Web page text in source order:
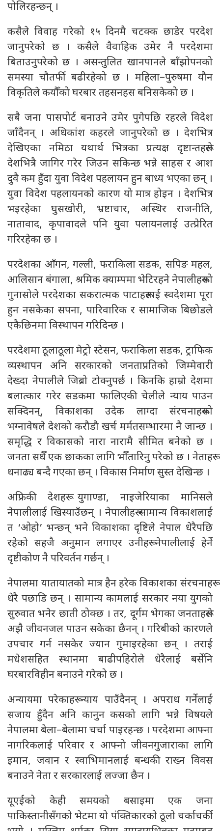
पोलिरहन्छन् ।
कसैले विवाह गरेको १५ दिनमै चटक्क छाडेर परदेश
जानुपरेको छ । कसैले वैवाहिक उमेर नै परदेशमा
बिताउनुपरेको छ । असन्तुलित खानपानले बाँझोपनको
समस्या चौतर्फी बढीरहेको छ । महिला–पुरुषमा यौन
विकृतिले कयौँको घरबार तहसनहस बनिसकेको छ ।
सबै जना पासपोर्ट बनाउने उमेर पुगेपछि रहरले विदेश
जाँदैनन् । अधिकांश कहरले जानुपरेको छ । देशभित्र
देखिएका नमिठा यथार्थ भित्रका प्रत्यक्ष दृष्टान्तहरूले
देशभित्रै जागिर गरेर जिउन सकिन्छ भन्ने साहस र आश
दुवै कम हुँदा युवा विदेश पहलायन हुन बाध्य भएका छन् ।
युवा विदेश पहलायनको कारण यो मात्र होइन । देशभित्र
भइरहेका घुसखोरी, भ्रष्टाचार, अस्थिर राजनीति,
नातावाद, कृपावादले पनि युवा पलायनलाई उत्प्रेरित
गरिरहेका छ ।
परदेशका आँगन, गल्ली, फराकिला सडक, सपिङ महल,
आलिसान बंगाला, श्रमिक क्याम्पमा भेटिरहने नेपालीहरूको
गुनासोले परदेशका सकरात्मक पाटाहरूलाई स्वदेशमा पूरा
हुन नसकेका सपना, पारिवारिक र सामाजिक बिछोडले
एकैछिनमा विस्थापन गरिदिन्छ ।
परदेशमा ठूलाठूला मेट्रो स्टेसन, फराकिला सडक, ट्राफिक
व्यस्थापन अनि सरकारको जनताप्रतिको जिम्मेवारी
देख्दा नेपालीले जिब्रो टोक्नुपर्छ । किनकि हाम्रो देशमा
बलात्कार गरेर सडकमा फालिएकी चेलीले न्याय पाउन
सक्दिनन्, विकाशका उदेक लाग्दा संरचनाहरूको
भग्नावेषले देशको करौडौ खर्च मर्मतसम्भारमा नै जान्छ ।
समृद्धि र विकासको नारा नारामै सीमित बनेको छ ।
जनता सधैँ एक छाकका लागि भौँतारिनु परेको छ । नेताहरू
धनाढ्य बन्दै गएका छन् । विकास निर्माण सुस्त देखिन्छ ।
अफ्रिकी देशहरू युगाण्डा, नाइजेरियाका मानिसले
नेपालीलाई खिस्याउँछन् । नेपालीहरू सामान्य विकाशलाई
त ‘ओहो’ भन्छन् भने विकाशका दृष्टिले नेपाल धेरैपछि
रहेको सहजै अनुमान लगाएर उनीहरू नेपालीलाई हेर्ने
दृष्टीकोण नै परिवर्तन गर्छन् ।
नेपालमा यातायातको मात्र हैन हरेक विकाशका संरचनाहरू
धेरै पछाडि छन् । सामान्य कामलाई सरकार नया युगको
सुरुवात भनेर छाती ठोक्छ । तर, दूर्गम भेगका जनताहरूले
अझै जीवनजल पाउन सकेका छैनन् । गरिबीको कारणले
उपचार गर्न नसकेर ज्यान गुमाइरहेका छन् । तराई
मधेशसहित स्थानमा बाढीपहिरोले धेरैलाई बर्सेनि
घरबारविहीन बनाउने गरेको छ ।
अन्यायमा परेकाहरू न्याय पाउँदैनन् । अपराध गर्नेलाई
सजाय हुँदैन अनि कानुन कसको लागि भन्ने विषयले
नेपालमा बेला–बेलामा चर्चा पाइरहन्छ । परदेशमा आफ्ना
नागरिकलाई परिवार र आफ्नो जीवनगुजाराका लागि
इमान, जवान र स्वाभिमानलाई बन्धकी राख्न विवस
बनाउने नेता र सरकारलाई लज्जा छैन ।
यूएईको केही समयको बसाइमा एक जना
पाकिस्तानीसँगको भेटमा यो पंक्तिकारको ठूलो चर्काचर्की